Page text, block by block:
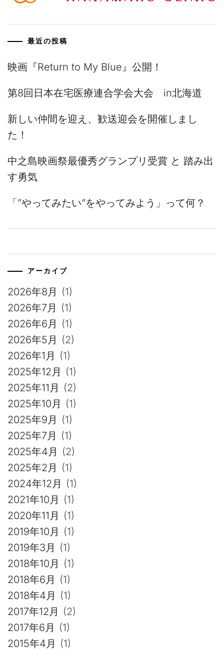
最近の投稿
映画『Return to My Blue』公開！
第8回日本在宅医療連合学会大会 in北海道
新しい仲間を迎え、歓送迎会を開催しまし
た！
中之島映画祭最優秀グランプリ受賞 と 踏み出
す勇気
「”やってみたい”をやってみよう」って何？
アーカイブ
2026年8月 (1)
2026年7月 (1)
2026年6月 (1)
2026年5月 (2)
2026年1月 (1)
2025年12月 (1)
2025年11月 (2)
2025年10月 (1)
2025年9月 (1)
2025年7月 (1)
2025年4月 (2)
2025年2月 (1)
2024年12月 (1)
2021年10月 (1)
2020年11月 (1)
2019年10月 (1)
2019年3月 (1)
2018年10月 (1)
2018年6月 (1)
2018年4月 (1)
2017年12月 (2)
2017年6月 (1)
2015年4月 (1)